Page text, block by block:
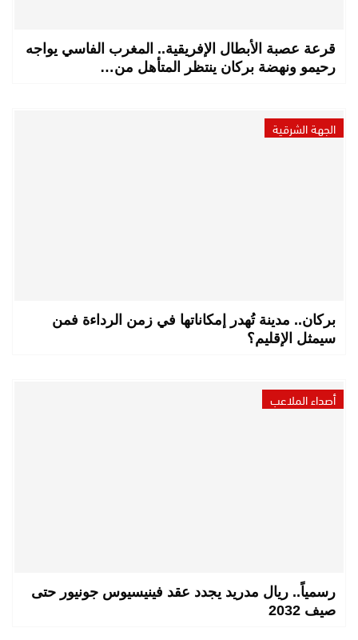
قرعة عصبة الأبطال الإفريقية.. المغرب الفاسي يواجه
رحيمو ونهضة بركان ينتظر المتأهل من…
الجهة الشرقية
بركان.. مدينة تُهدر إمكاناتها في زمن الرداءة فمن
سيمثل الإقليم؟
أصداء الملاعب
رسمياً.. ريال مدريد يجدد عقد فينيسيوس جونيور حتى
صيف 2032